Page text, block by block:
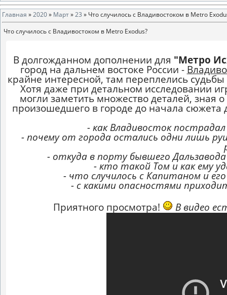
Главная »2020» Март»23 » Что случилось с Владивостоком в Metro
Что случилось с Владивостоком в Metro Exodus?
В долгожданном дополнении для "Метро
город на дальнем востоке России -
крайне интересной, там переплелись
Хотя даже при детальном исследовании
могли заметить множество деталей, зная
произошедшего в городе до начала сюжета
- как Владивосток
- почему от города остались одни лишь
- откуда в порту бывшего Дальзавода
- кто такой Том и как ему
- что случилось с Капитаном и
- с какими опасностями
Приятного просмотра!
В видео